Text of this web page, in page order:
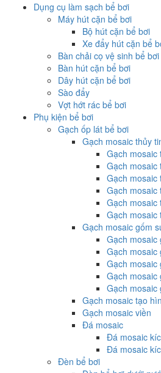
Dụng cụ làm sạch bể bơi
Máy hút cặn bể bơi
Bộ hút cặn bể bơi
Xe đẩy hút cặn bể
Bàn chải cọ vệ sinh bể bơi
Bàn hút cặn bể bơi
Dây hút cặn bể bơi
Sào đẩy
Vợt hớt rác bể bơi
Phụ kiện bể bơi
Gạch ốp lát bể bơi
Gạch mosaic thủy
Gạch mosaic
Gạch mosaic
Gạch mosaic
Gạch mosaic
Gạch mosaic
Gạch mosaic
Gạch mosaic gốm
Gạch mosaic
Gạch mosaic
Gạch mosaic
Gạch mosaic
Gạch mosaic
Gạch mosaic tạo
Gạch mosaic viền
Đá mosaic
Đá mosaic
Đá mosaic
Đèn bể bơi